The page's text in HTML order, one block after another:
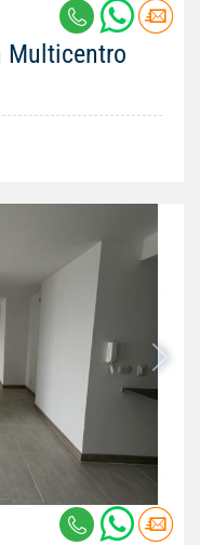
Multicentro